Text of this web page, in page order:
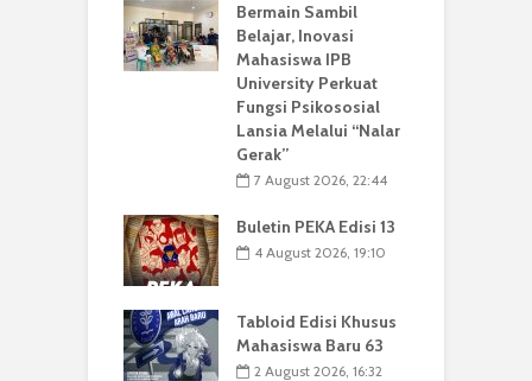
Bermain Sambil
Belajar, Inovasi
Mahasiswa IPB
University Perkuat
Fungsi Psikososial
Lansia Melalui “Nalar
Gerak”
7 August 2026, 22:44
Buletin PEKA Edisi 13
4 August 2026, 19:10
Tabloid Edisi Khusus
Mahasiswa Baru 63
2 August 2026, 16:32